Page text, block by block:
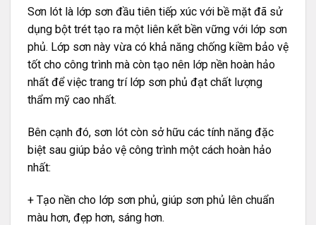
Sơn lót là lớp sơn đầu tiên tiếp xúc với bề mặt đã sử
dụng bột trét tạo ra một liên kết bền vững với lớp sơn
phủ. Lớp sơn này vừa có khả năng chống kiềm bảo vệ
tốt cho công trình mà còn tạo nên lớp nền hoàn hảo
nhất để việc trang trí lớp sơn phủ đạt chất lượng
thẩm mỹ cao nhất.
Bên cạnh đó, sơn lót còn sở hữu các tính năng đặc
biệt sau giúp bảo vệ công trình một cách hoàn hảo
nhất:
+ Tạo nền cho lớp sơn phủ, giúp sơn phủ lên chuẩn
màu hơn, đẹp hơn, sáng hơn.